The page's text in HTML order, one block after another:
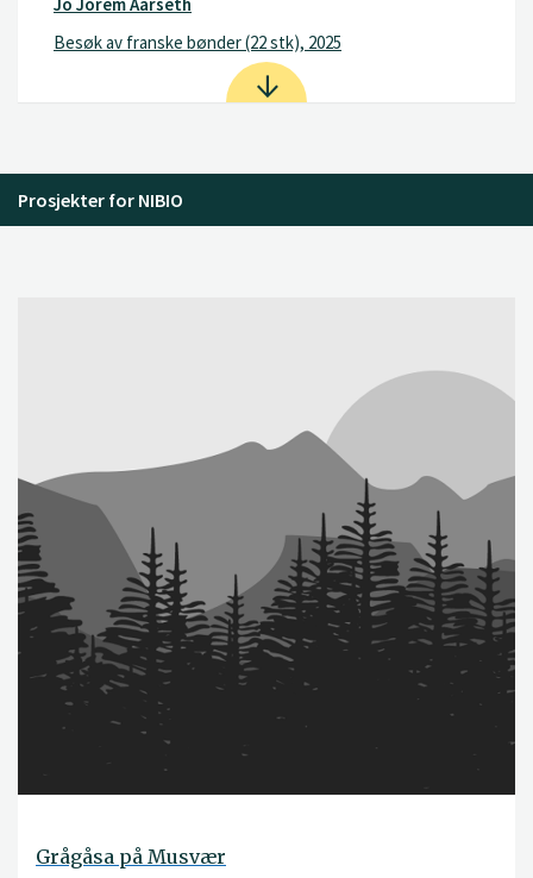
Besøk av franske bønder (22 stk), 2025
Prosjekter for NIBIO
Grågåsa på Musvær